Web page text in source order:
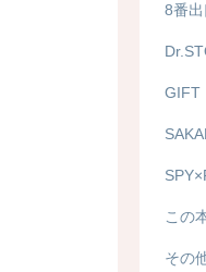
8番出
GIFT
この
その